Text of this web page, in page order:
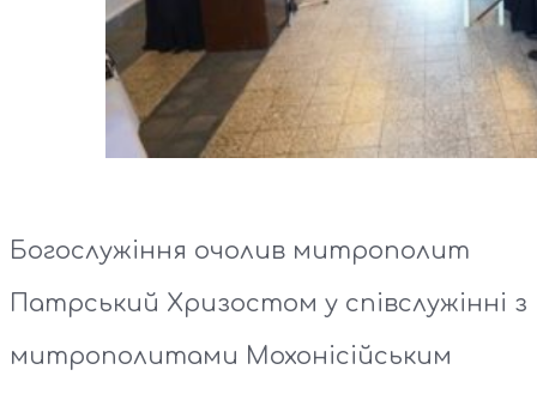
Богослужіння очолив митрополит
Патрський Хризостом у співслужінні з
митрополитами Мохонісійським